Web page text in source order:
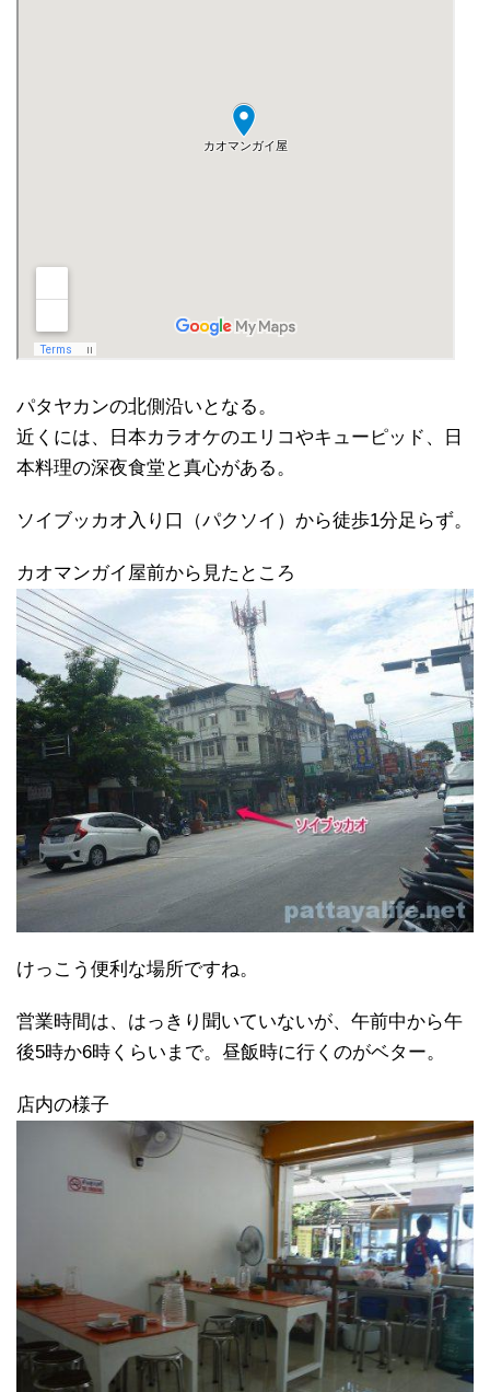
パタヤカンの北側沿いとなる。
近くには、日本カラオケのエリコやキューピッド、日
本料理の深夜食堂と真心がある。
ソイブッカオ入り口（パクソイ）から徒歩1分足らず。
カオマンガイ屋前から見たところ
けっこう便利な場所ですね。
営業時間は、はっきり聞いていないが、午前中から午
後5時か6時くらいまで。昼飯時に行くのがベター。
店内の様子